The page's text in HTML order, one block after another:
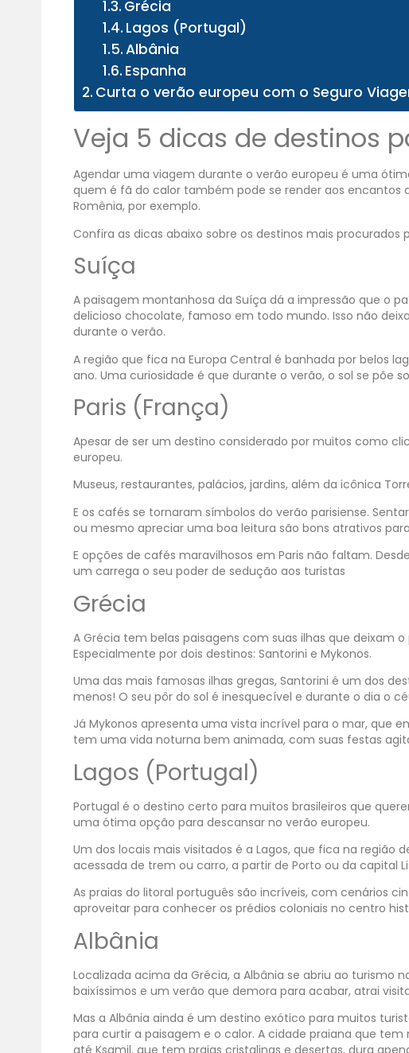
Grécia
Lagos (Portugal)
Albânia
Espanha
Curta o verão europeu com o Seguro
Veja 5 dicas de destinos
Agendar uma viagem durante o verão europeu é uma
quem é fã do calor também pode se render aos encantos
Romênia, por exemplo.
Confira as dicas abaixo sobre os destinos mais procurados
Suíça
A paisagem montanhosa da Suíça dá a impressão que o
delicioso chocolate, famoso em todo mundo. Isso não
durante o verão.
A região que fica na Europa Central é banhada por belos
ano. Uma curiosidade é que durante o verão, o sol se põe
Paris (França)
Apesar de ser um destino considerado por muitos como
europeu.
Museus, restaurantes, palácios, jardins, além da icônica
E os cafés se tornaram símbolos do verão parisiense.
ou mesmo apreciar uma boa leitura são bons atrativos
E opções de cafés maravilhosos em Paris não faltam.
um carrega o seu poder de sedução aos turistas
Grécia
A Grécia tem belas paisagens com suas ilhas que deixam
Especialmente por dois destinos: Santorini e Mykonos.
Uma das mais famosas ilhas gregas, Santorini é um dos
menos! O seu pôr do sol é inesquecível e durante o dia o
Já Mykonos apresenta uma vista incrível para o mar, que
tem uma vida noturna bem animada, com suas festas
Lagos (Portugal)
Portugal é o destino certo para muitos brasileiros que
uma ótima opção para descansar no verão europeu.
Um dos locais mais visitados é a Lagos, que fica na região
acessada de trem ou carro, a partir de Porto ou da capital
As praias do litoral português são incríveis, com cenários
aproveitar para conhecer os prédios coloniais no centro
Albânia
Localizada acima da Grécia, a Albânia se abriu ao
baixíssimos e um verão que demora para acabar, atrai
Mas a Albânia ainda é um destino exótico para muitos
para curtir a paisagem e o calor. A cidade praiana que